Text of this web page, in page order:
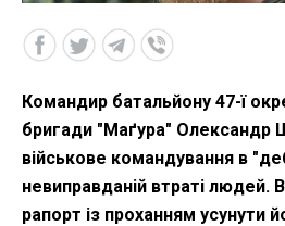
Командир батальйону 47-ї
бригади "Маґура" Олександр
військове командування в
невиправданій втраті людей.
рапорт із проханням усунути